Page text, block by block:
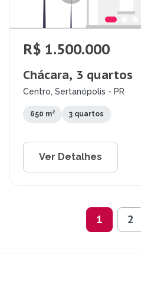
R$ 1.500.000
Chácara, 3 quartos
Centro, Sertanópolis - PR
650 m² 3 quartos
Ver Detalhes
1 2